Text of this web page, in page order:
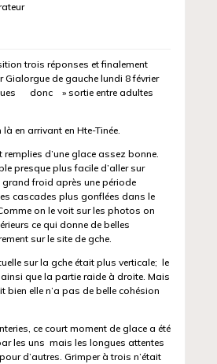
trois réponses et finalement
de gauche lundi 8 février
donc » sortie entre adultes
en arrivant en Hte-Tinée.
d’une glace assez bonne.
presque plus facile d’aller sur
froid après une période
cascades plus gonflées dans le
on le voit sur les photos on
ce qui donne de belles
sur le site de gche.
sur la gche était plus verticale; le
ainsi que la partie raide à droite. Mais
bien elle n’a pas de belle cohésion
ce court moment de glace a été
les uns mais les longues attentes
d’autres. Grimper à trois n’était